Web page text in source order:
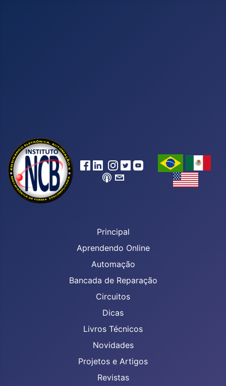
Principal
Aprendendo Online
Automação
Bancada de Reparação
Circuitos
Dicas
Livros Técnicos
Novidades
Projetos e Artigos
Revistas